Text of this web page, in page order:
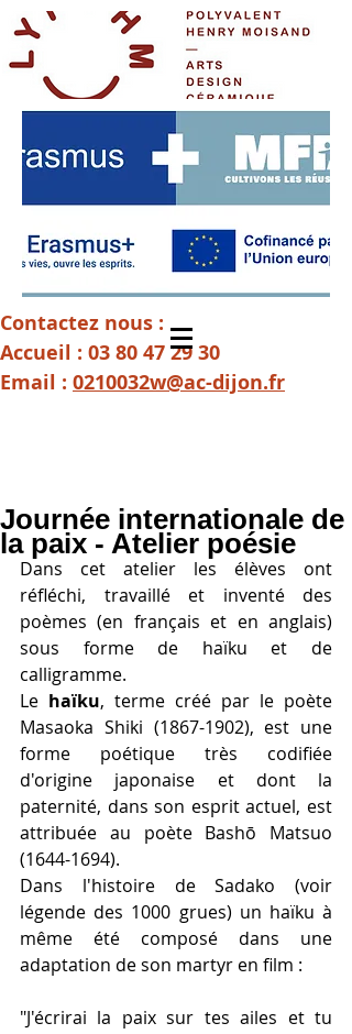
Contactez nous :
Accueil : 03 80 47 29 30
Email : 0210032w@ac-dijon.fr
Journée internationale de
la paix - Atelier poésie
Dans cet atelier les élèves ont
réfléchi, travaillé et inventé des
poèmes (en français et en anglais)
sous forme de haïku et de
calligramme.
Le haïku, terme créé par le poète
Masaoka Shiki (1867-1902), est une
forme poétique très codifiée
d'origine japonaise et dont la
paternité, dans son esprit actuel, est
attribuée au poète Bashō Matsuo
(1644-1694).
Dans l'histoire de Sadako (voir
légende des 1000 grues) un haïku à
même été composé dans une
adaptation de son martyr en film :
"J'écrirai la paix sur tes ailes et tu